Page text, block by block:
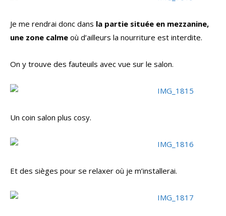
Je me rendrai donc dans la partie située en mezzanine,
une zone calme où d’ailleurs la nourriture est interdite.
On y trouve des fauteuils avec vue sur le salon.
Un coin salon plus cosy.
Et des sièges pour se relaxer où je m’installerai.